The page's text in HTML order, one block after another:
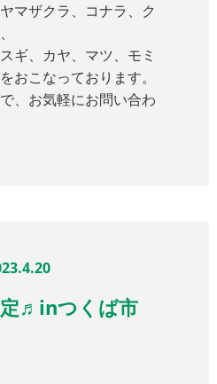
マザクラ、コナラ、ク
ギ、カヤ、マツ、モミ
おこなっております。
、お気軽にお問い合わ
♬inつくば市